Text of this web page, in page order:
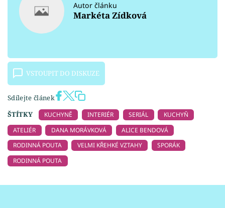
Autor článku
Markéta Zídková
VSTOUPIT DO DISKUZE
Sdílejte článek
ŠTÍTKY
KUCHYNĚ INTERIÉR SERIÁL
KUCHYŇ
ATELIÉR
DANA MORÁVKOVÁ
ALICE BENDOVÁ
RODINNÁ POUTA
VELMI KŘEHKÉ VZTAHY
SPORÁK
RODINNÁ POUTA